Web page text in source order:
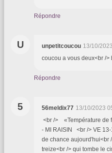
Répondre
U unpetitcoucou 13/10/
coucou a vous deux<br />
Répondre
5 56meldix77 13/10/2023
<br /> «Température de
- MI RAISIN <br /> VE
de chance aujourd'hui<br
treize<br /> qui tombe le